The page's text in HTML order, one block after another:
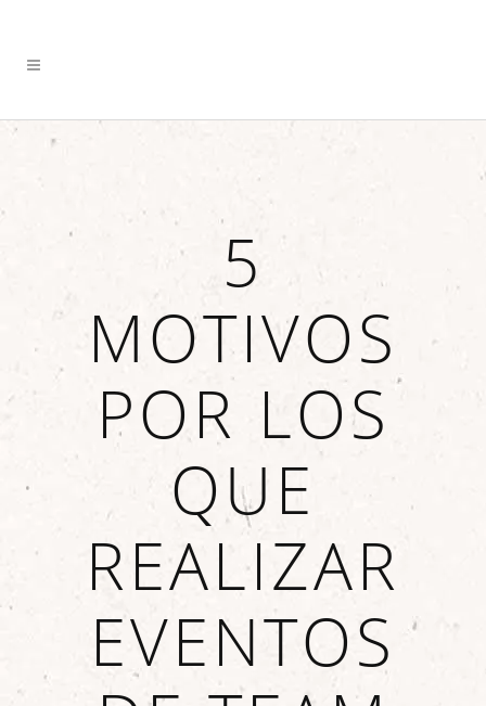
5
MOTIVOS
POR LOS
QUE
REALIZAR
EVENTOS